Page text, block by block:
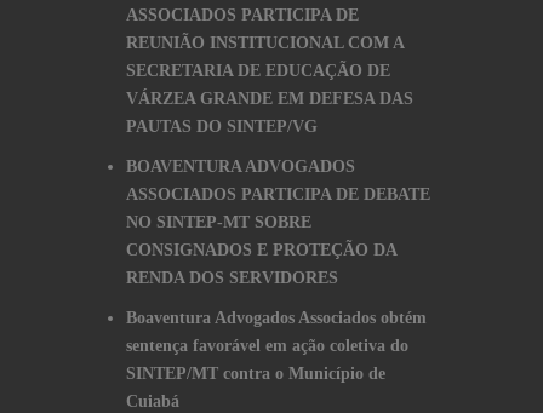
ASSOCIADOS PARTICIPA DE
REUNIÃO INSTITUCIONAL COM A
SECRETARIA DE EDUCAÇÃO DE
VÁRZEA GRANDE EM DEFESA DAS
PAUTAS DO SINTEP/VG
BOAVENTURA ADVOGADOS
ASSOCIADOS PARTICIPA DE DEBATE
NO SINTEP-MT SOBRE
CONSIGNADOS E PROTEÇÃO DA
RENDA DOS SERVIDORES
Boaventura Advogados Associados obtém
sentença favorável em ação coletiva do
SINTEP/MT contra o Município de
Cuiabá